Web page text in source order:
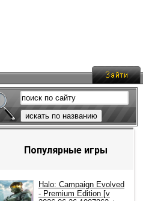
искать по названию
Популярные игры
Halo: Campaign Evolved
- Premium Edition [v